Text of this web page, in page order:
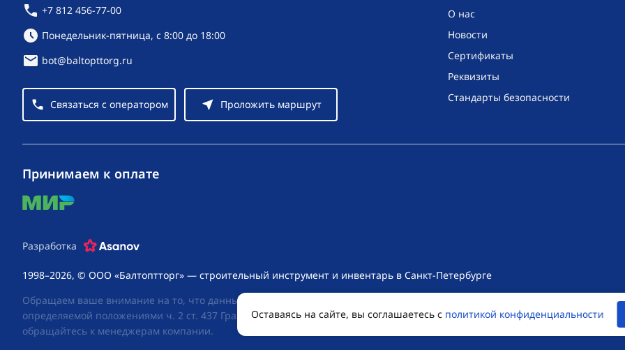
О нас
Новости
Сертификаты
Реквизиты
Стандарты безопасности
+7 812 456-77-00
Режим работы:
Понедельник-пятница, с 8:00 до 18:00
bot@baltopttorg.ru
Связаться с оператором Проложить маршрут
1998–2026, © ООО «Балтоптторг» — строительный инструмент и инвентарь в Санкт-Петербурге
Обращаем ваше внимание на то, что данный интернет-сайт носит исключительно информационный характер и ни при
определяемой положениями ч. 2 ст. 437 Гражданского кодекса Российской Федерации. Для получения подробной
обращайтесь к менеджерам компании.
Принимаем к оплате
mir
Разработка
Оставаясь на сайте, вы соглашаетесь с политикой конфиденциальности